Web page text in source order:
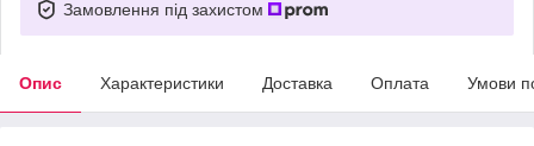
Замовлення під захистом
Опис Характеристики Доставка Оплата Умови